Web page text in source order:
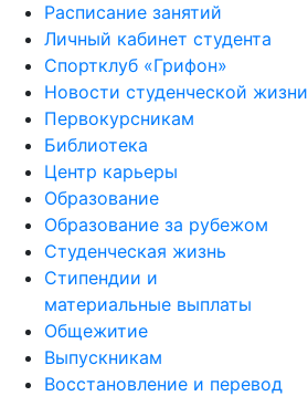
Расписание занятий
Личный кабинет студента
Спортклуб «Грифон»
Новости студенческой жизни
Первокурсникам
Библиотека
Центр карьеры
Образование
Образование за рубежом
Студенческая жизнь
Стипендии и
материальные выплаты
Общежитие
Выпускникам
Восстановление и перевод